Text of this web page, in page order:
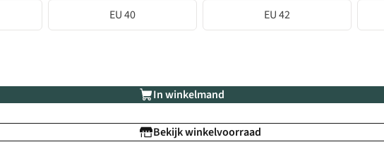
EU 40 EU 42
In winkelmand
Bekijk winkelvoorraad